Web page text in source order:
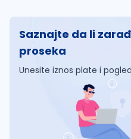
Saznajte da li
proseka
Unesite iznos plate i